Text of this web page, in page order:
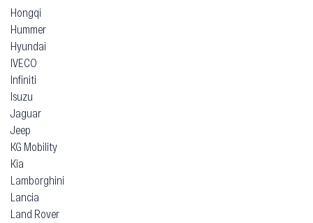
Hongqi
Hummer
Hyundai
IVECO
Infiniti
Isuzu
Jaguar
Jeep
KG Mobility
Kia
Lamborghini
Lancia
Land Rover